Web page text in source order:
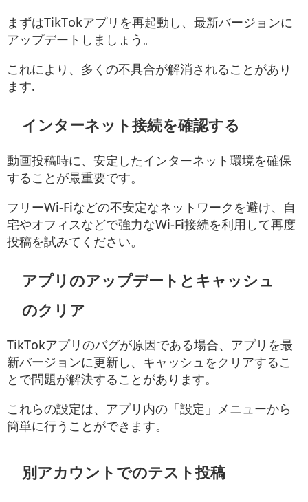
まずはTikTokアプリを再起動し、最新バージョンに
アップデートしましょう。
これにより、多くの不具合が解消されることがあり
ます.
インターネット接続を確認する
動画投稿時に、安定したインターネット環境を確保
することが最重要です。
フリーWi-Fiなどの不安定なネットワークを避け、自
宅やオフィスなどで強力なWi-Fi接続を利用して再度
投稿を試みてください。
アプリのアップデートとキャッシュ
のクリア
TikTokアプリのバグが原因である場合、アプリを最
新バージョンに更新し、キャッシュをクリアするこ
とで問題が解決することがあります。
これらの設定は、アプリ内の「設定」メニューから
簡単に行うことができます。
別アカウントでのテスト投稿